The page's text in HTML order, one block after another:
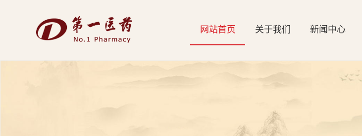
网
网站首页 关于我们 新闻中心